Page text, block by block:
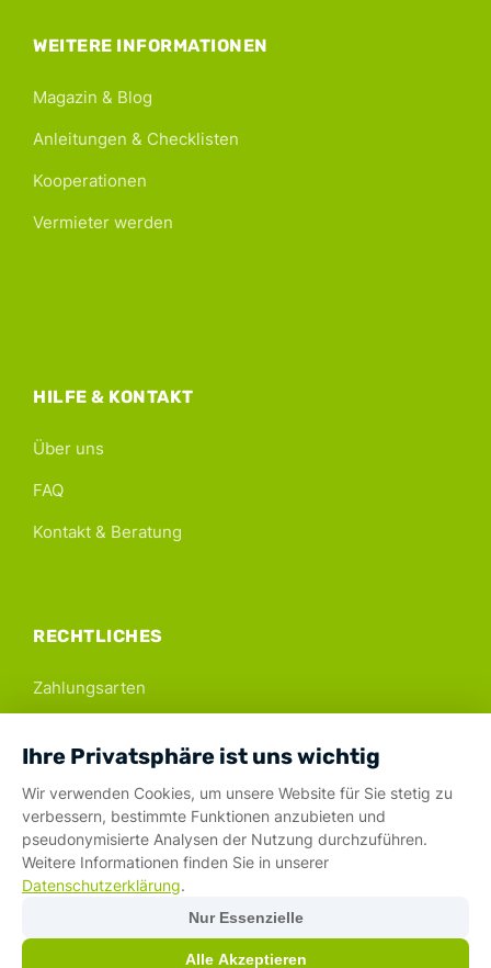
WEITERE INFORMATIONEN
Magazin & Blog
Anleitungen & Checklisten
Kooperationen
Vermieter werden
HILFE & KONTAKT
Über uns
FAQ
Kontakt & Beratung
RECHTLICHES
Zahlungsarten
Impressum
Datenschutz
Sichere Zahlungsarten:
© 2026 mycamper. Alle Rechte vorbehalten.
Ihre Privatsphäre ist uns wichtig
Wir verwenden Cookies, um unsere Website für Sie stetig zu
verbessern, bestimmte Funktionen anzubieten und
pseudonymisierte Analysen der Nutzung durchzuführen.
Weitere Informationen finden Sie in unserer
Datenschutzerklärung.
Nur Essenzielle
Alle Akzeptieren